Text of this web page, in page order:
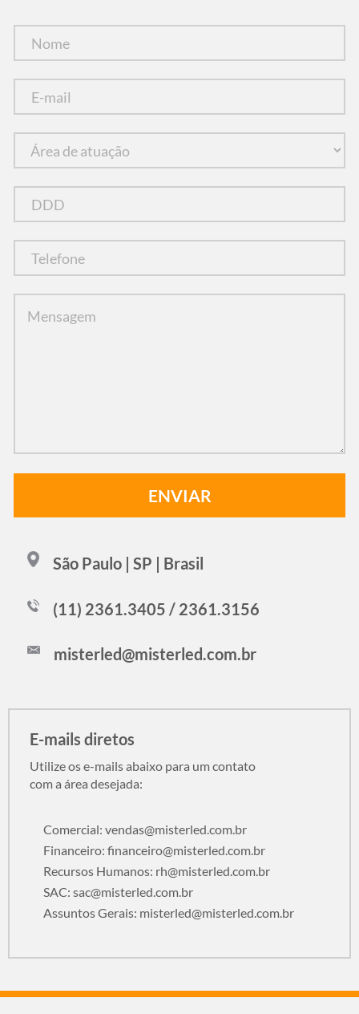
São Paulo | SP | Brasil
(11) 2361.3405 / 2361.3156
misterled@misterled.com.br
E-mails diretos
Utilize os e-mails abaixo para um contato
com a área desejada:
Comercial: vendas@misterled.com.br
Financeiro: financeiro@misterled.com.br
Recursos Humanos: rh@misterled.com.br
SAC: sac@misterled.com.br
Assuntos Gerais: misterled@misterled.com.br